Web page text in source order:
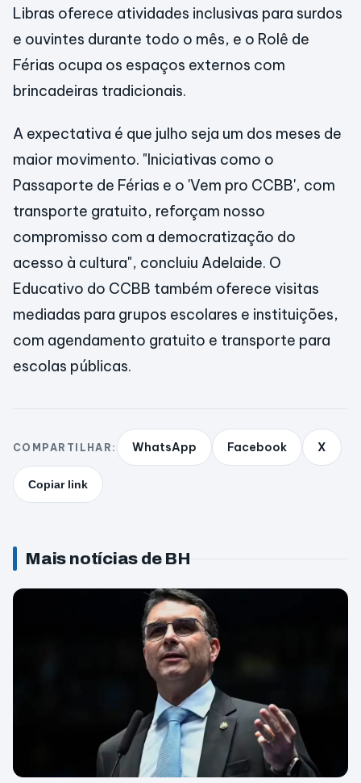
Libras oferece atividades inclusivas para surdos
e ouvintes durante todo o mês, e o Rolê de
Férias ocupa os espaços externos com
brincadeiras tradicionais.
A expectativa é que julho seja um dos meses de
maior movimento. "Iniciativas como o
Passaporte de Férias e o 'Vem pro CCBB', com
transporte gratuito, reforçam nosso
compromisso com a democratização do
acesso à cultura", concluiu Adelaide. O
Educativo do CCBB também oferece visitas
mediadas para grupos escolares e instituições,
com agendamento gratuito e transporte para
escolas públicas.
COMPARTILHAR: WhatsApp Facebook X
Copiar link
Mais notícias de BH